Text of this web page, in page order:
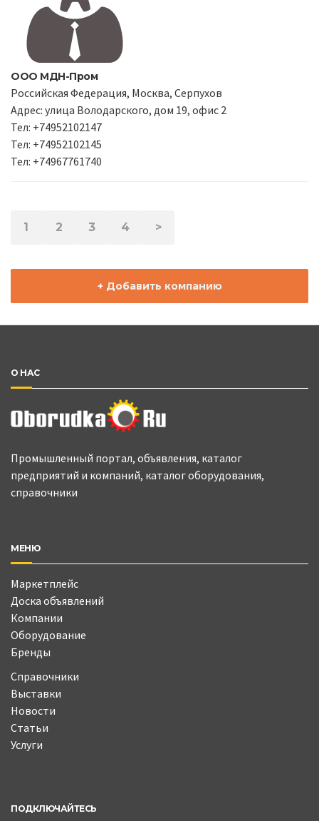
ООО МДН-Пром
Российская Федерация, Москва, Серпухов
Адрес: улица Володарского, дом 19, офис 2
Тел: +74952102147
Тел: +74952102145
Тел: +74967761740
1 2 3 4 >
+ Добавить компанию
О НАС
Промышленный портал, объявления, каталог
предприятий и компаний, каталог оборудования,
справочники
МЕНЮ
Маркетплейс
Доска объявлений
Компании
Оборудование
Бренды
Справочники
Выставки
Новости
Статьи
Услуги
ПОДКЛЮЧАЙТЕСЬ